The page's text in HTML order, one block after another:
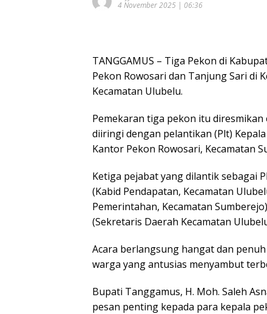
4 November 2025 | 06:36
TANGGAMUS – Tiga Pekon di
Pekon Rowosari dan Tanjung Sari di
Kecamatan Ulubelu.
Pemekaran tiga pekon itu diresmikan
diiringi dengan pelantikan (Plt)
Kantor Pekon Rowosari, Kecamatan
Ketiga pejabat yang dilantik sebagai
(Kabid Pendapatan, Kecamatan
Pemerintahan, Kecamatan
(Sekretaris Daerah Kecamatan
Acara berlangsung hangat dan
warga yang antusias menyambut
Bupati Tanggamus, H. Moh. Saleh
pesan penting kepada para kepala